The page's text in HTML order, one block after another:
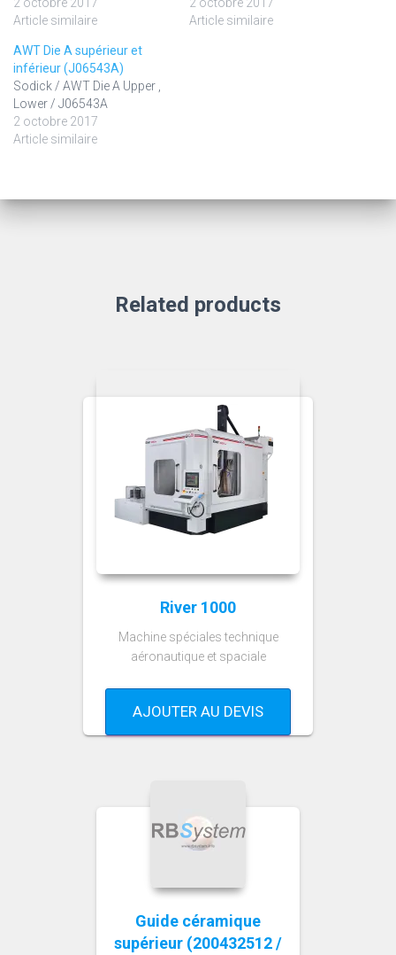
Article similaire
Article similaire
AWT Die A supérieur et
inférieur (J06543A)
Sodick / AWT Die A Upper ,
Lower / J06543A
2 octobre 2017
Article similaire
Related products
River 1000
Machine spéciales technique
aéronautique et spaciale
AJOUTER AU DEVIS
Guide céramique
supérieur (200432512 /